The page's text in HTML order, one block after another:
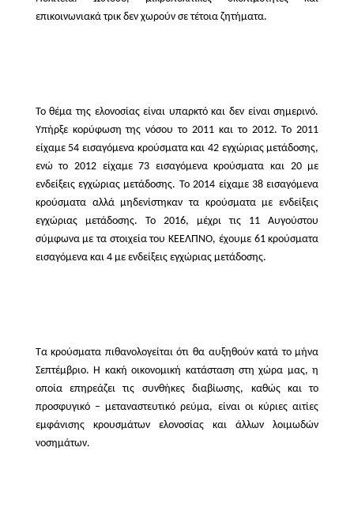
επικοινωνιακά τρικ δεν χωρούν σε τέτοια ζητήματα.
Το θέμα της ελονοσίας είναι υπαρκτό και δεν είναι σημερινό.
Υπήρξε κορύφωση της νόσου το 2011 και το 2012. Το 2011
είχαμε 54 εισαγόμενα κρούσματα και 42 εγχώριας μετάδοσης,
ενώ το 2012 είχαμε 73 εισαγόμενα κρούσματα και 20 με
ενδείξεις εγχώριας μετάδοσης. Το 2014 είχαμε 38 εισαγόμενα
κρούσματα αλλά μηδενίστηκαν τα κρούσματα με ενδείξεις
εγχώριας μετάδοσης. Το 2016, μέχρι τις 11 Αυγούστου
σύμφωνα με τα στοιχεία του ΚΕΕΛΠΝΟ, έχουμε 61 κρούσματα
εισαγόμενα και 4 με ενδείξεις εγχώριας μετάδοσης.
Τα κρούσματα πιθανολογείται ότι θα αυξηθούν κατά το μήνα
Σεπτέμβριο. Η κακή οικονομική κατάσταση στη χώρα μας, η
οποία επηρεάζει τις συνθήκες διαβίωσης, καθώς και το
προσφυγικό – μεταναστευτικό ρεύμα, είναι οι κύριες αιτίες
εμφάνισης κρουσμάτων ελονοσίας και άλλων λοιμωδών
νοσημάτων.